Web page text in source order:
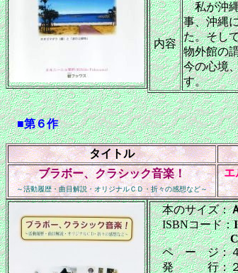
内容
私が沖縄
事、沖縄
た。そし
物外館の
今の心境
す。
■第６作
タイトル
ブラボー、クラシック音楽！
～活動履歴・曲目解説・オリジナルＣＤ・折々の感想など～
エ
本のサイズ：
ISBNコード：
ペ ー ジ：４
発 行：２０